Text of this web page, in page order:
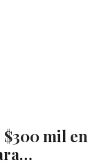
$300 mil en